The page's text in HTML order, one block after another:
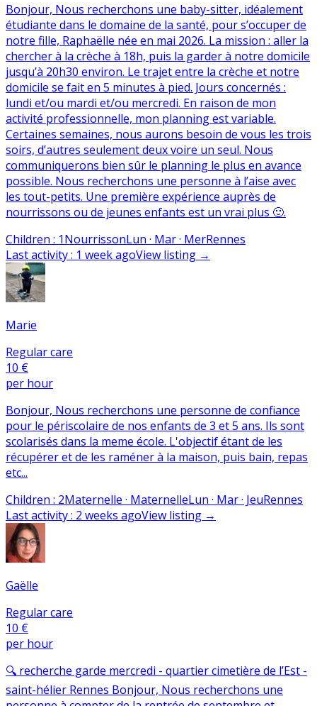
Bonjour, Nous recherchons une baby-sitter, idéalement
étudiante dans le domaine de la santé, pour s’occuper de
notre fille, Raphaëlle née en mai 2026. La mission : aller la
chercher à la crèche à 18h, puis la garder à notre domicile
jusqu’à 20h30 environ. Le trajet entre la crèche et notre
domicile se fait en 5 minutes à pied. Jours concernés :
lundi et/ou mardi et/ou mercredi. En raison de mon
activité professionnelle, mon planning est variable.
Certaines semaines, nous aurons besoin de vous les trois
soirs, d’autres seulement deux voire un seul. Nous
communiquerons bien sûr le planning le plus en avance
possible. Nous recherchons une personne à l’aise avec
les tout-petits. Une première expérience auprès de
nourrissons ou de jeunes enfants est un vrai plus 🙂.
Children : 1NourrissonLun · Mar · MerRennes
Last activity: 1 week agoView listing →
Marie
Regular care
10 €
per hour
Bonjour, Nous recherchons une personne de confiance
pour le périscolaire de nos enfants de 3 et 5 ans. Ils sont
scolarisés dans la meme école. L'objectif étant de les
récupérer et de les raméner à la maison, puis bain, repas
etc...
Children : 2Maternelle · MaternelleLun · Mar · JeuRennes
Last activity: 2 weeks agoView listing →
Gaëlle
Regular care
10 €
per hour
🔍 recherche garde mercredi - quartier cimetière de l’Est -
saint-hélier Rennes Bonjour, Nous recherchons une